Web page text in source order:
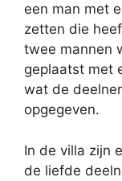
een man met
zetten die
twee mannen
geplaatst met
wat de
opgegeven.
In de villa zijn
de liefde